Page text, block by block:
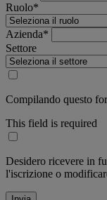
Ruolo*
Azienda*
Settore
Compilando questo
This field is required
Desidero ricevere in
l'iscrizione o